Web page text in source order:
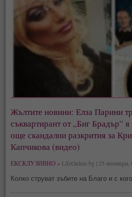
Жълтите новини: Елза Парини
съквартирант от „Биг Брадър“
още скандални разкрития за
Капчикова (видео)
ЕКСКЛУЗИВНО » LifeOnline.bg | 25 ноември,
Колко струват зъбите на Благо и с